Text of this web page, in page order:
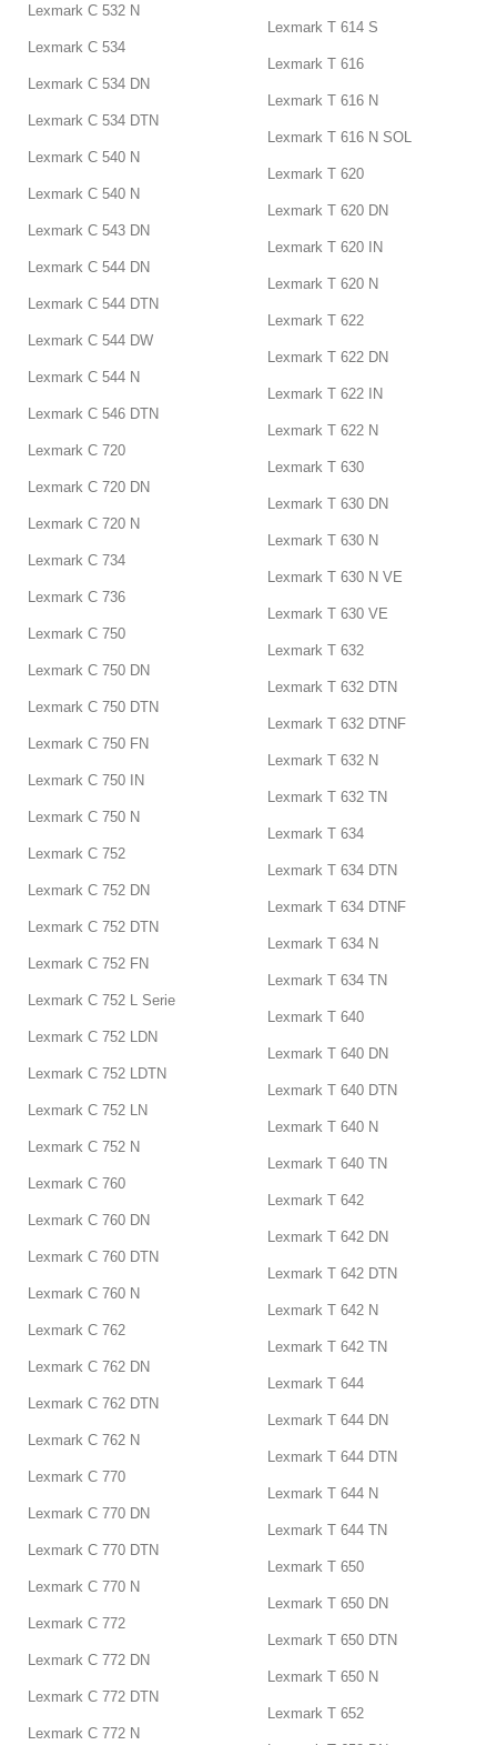
Lexmark C 532 N
Lexmark C 534
Lexmark C 534 DN
Lexmark C 534 DTN
Lexmark C 540 N
Lexmark C 540 N
Lexmark C 543 DN
Lexmark C 544 DN
Lexmark C 544 DTN
Lexmark C 544 DW
Lexmark C 544 N
Lexmark C 546 DTN
Lexmark C 720
Lexmark C 720 DN
Lexmark C 720 N
Lexmark C 734
Lexmark C 736
Lexmark C 750
Lexmark C 750 DN
Lexmark C 750 DTN
Lexmark C 750 FN
Lexmark C 750 IN
Lexmark C 750 N
Lexmark C 752
Lexmark C 752 DN
Lexmark C 752 DTN
Lexmark C 752 FN
Lexmark C 752 L Serie
Lexmark C 752 LDN
Lexmark C 752 LDTN
Lexmark C 752 LN
Lexmark C 752 N
Lexmark C 760
Lexmark C 760 DN
Lexmark C 760 DTN
Lexmark C 760 N
Lexmark C 762
Lexmark C 762 DN
Lexmark C 762 DTN
Lexmark C 762 N
Lexmark C 770
Lexmark C 770 DN
Lexmark C 770 DTN
Lexmark C 770 N
Lexmark C 772
Lexmark C 772 DN
Lexmark C 772 DTN
Lexmark C 772 N
Lexmark T 614 S
Lexmark T 616
Lexmark T 616 N
Lexmark T 616 N SOL
Lexmark T 620
Lexmark T 620 DN
Lexmark T 620 IN
Lexmark T 620 N
Lexmark T 622
Lexmark T 622 DN
Lexmark T 622 IN
Lexmark T 622 N
Lexmark T 630
Lexmark T 630 DN
Lexmark T 630 N
Lexmark T 630 N VE
Lexmark T 630 VE
Lexmark T 632
Lexmark T 632 DTN
Lexmark T 632 DTNF
Lexmark T 632 N
Lexmark T 632 TN
Lexmark T 634
Lexmark T 634 DTN
Lexmark T 634 DTNF
Lexmark T 634 N
Lexmark T 634 TN
Lexmark T 640
Lexmark T 640 DN
Lexmark T 640 DTN
Lexmark T 640 N
Lexmark T 640 TN
Lexmark T 642
Lexmark T 642 DN
Lexmark T 642 DTN
Lexmark T 642 N
Lexmark T 642 TN
Lexmark T 644
Lexmark T 644 DN
Lexmark T 644 DTN
Lexmark T 644 N
Lexmark T 644 TN
Lexmark T 650
Lexmark T 650 DN
Lexmark T 650 DTN
Lexmark T 650 N
Lexmark T 652